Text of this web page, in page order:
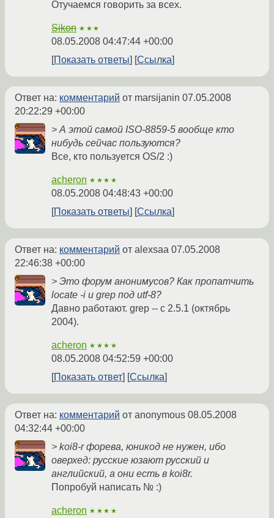
Отучаемся говорить за всех.
Sikon ★★★
08.05.2008 04:47:44 +00:00
Показать ответы
Ссылка
Ответ на: комментарий от marsijanin 07.05.2008
20:22:29 +00:00
> А этой самой ISO-8859-5 вообще кто
нибудь сейчас пользуются?
Все, кто пользуется OS/2 :)
acheron ★★★★
08.05.2008 04:48:43 +00:00
Показать ответы
Ссылка
Ответ на: комментарий от alexsaa 07.05.2008
22:46:38 +00:00
> Это форум анонимусов? Как пропатчить
locate -i и grep под utf-8?
Давно работают. grep -- с 2.5.1 (октябрь
2004).
acheron ★★★★
08.05.2008 04:52:59 +00:00
Показать ответ
Ссылка
Ответ на: комментарий от anonymous 08.05.2008
04:32:44 +00:00
> koi8-r форева, юникод не нужен, ибо
оверхед: русские юзают русский и
английский, а они есть в koi8r.
Попробуй написать № :)
acheron ★★★★